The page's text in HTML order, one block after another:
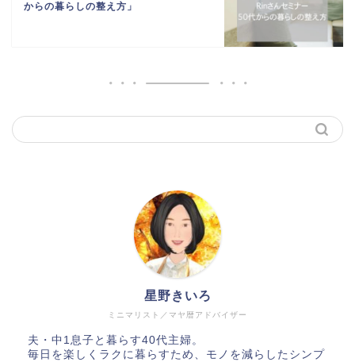
からの暮らしの整え方」
ミニマリスト／マヤ暦アドバイザー
星野きいろ
夫・中1息子と暮らす40代主婦。
毎日を楽しくラクに暮らすため、モノを減らしたシンプ